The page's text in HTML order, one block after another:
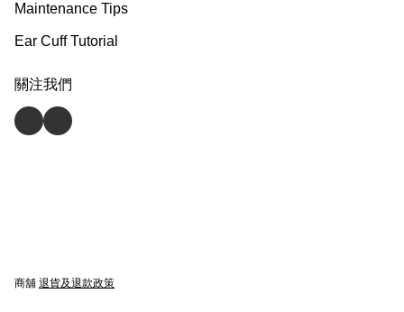
Maintenance Tips
Ear Cuff Tutorial
關注我們
商舖 退貨及退款政策